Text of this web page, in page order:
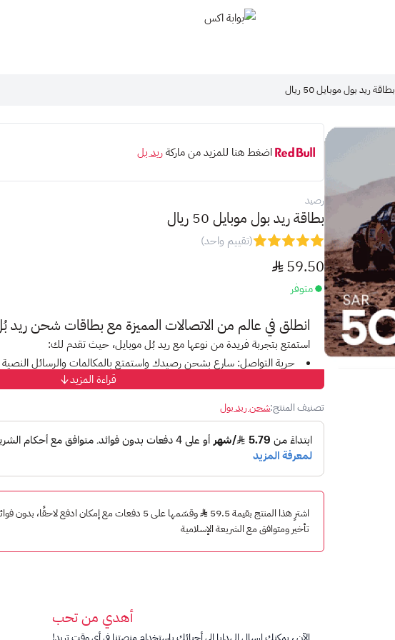
بطاقة ريد بول موبايل 50 ريال
اضغط هنا للمزيد من ماركةريد بل
رصيد
بطاقة ريد بول موبايل 50 ريال
(تقييم واحد)
59.50
متوفر
انطلق في عالم من الاتصالات المميزة مع بطاقات شحن ريد
استمتع بتجربة فريدة من نوعها مع ريد بُل موبايل، حيث تقدم لك:
حرية التواصل: سارع بشحن رصيدك واستمتع بالمكالمات والرسائل
اختر باقة تناسب احتياجاتك من بين العديد من الباقات المميزة
مميزات إضافية:
أضف المميزات التي تناسب احتياجاتك على باقتك بسهولة.
كل هذا وأكثر مع بطاقات شحن ريد بُل مسبقة الدفع بقيمة 50 ريال!
رصيد البطاقة :
50 ريال
كيف تشحن بطاقتك؟
لديك طريقتان:
قراءة المزيد
تصنيف المنتج:شحن ريد بول
اشترِ هذا المنتج بقيمة 59.5
وقسّمها على 5 دفعات مع إمكان ادفع لاحقًا، بدون
تأخير ومتوافق مع الشريعة الإسلامية
أهدي من تحب